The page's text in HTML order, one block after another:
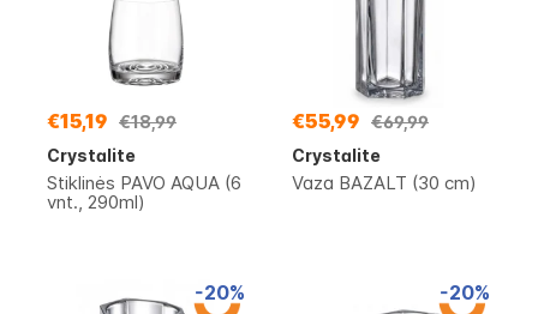
€15,19 €18,99
Crystalite
Stiklinės PAVO AQUA (6
vnt., 290ml)
€55,99 €69,99
Crystalite
Vaza BAZALT (30 cm)
-20% -20%